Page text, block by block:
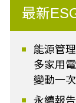
最新
能源管
多家用
變動一